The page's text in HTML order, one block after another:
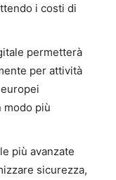
i costi di
permetterà
per attività
modo più
più avanzate
sicurezza,